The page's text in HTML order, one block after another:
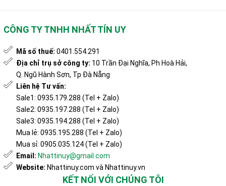
CÔNG TY TNHH NHẤT TÍN UY
Mã số thuế: 0401.554.291
Địa chỉ trụ sở công ty: 10 Trần Đại Nghĩa, Ph Hoà Hải,
Q. Ngũ Hành Sơn, Tp Đà Nẵng
Liên hệ Tư vấn:
Sale1: 0935.179.288 (Tel + Zalo)
Sale2: 0935.197.288 (Tel + Zalo)
Sale3: 0935.194.288 (Tel + Zalo)
Mua lẻ: 0935.195.288 (Tel + Zalo)
Mua sỉ: 0905.035.124 (Tel + Zalo)
Email: Nhattinuy@gmail.com
Website: Nhattinuy.com và Nhattinuy.vn
KẾT NỐI VỚI CHÚNG TÔI